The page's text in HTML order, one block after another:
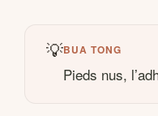
💡BUA TONG
Pieds nus,